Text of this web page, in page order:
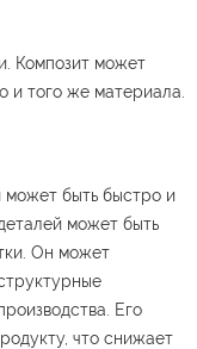
Композит может
и того же материала.
быть быстро и
может быть
Он может
Его
что снижает